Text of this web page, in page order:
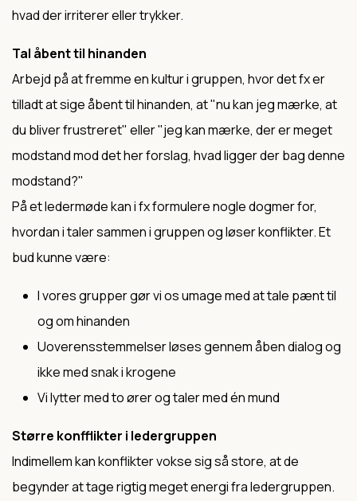
hvad der irriterer eller trykker.
Tal åbent til hinanden
Arbejd på at fremme en kultur i gruppen, hvor det fx er
tilladt at sige åbent til hinanden, at "nu kan jeg mærke, at
du bliver frustreret" eller "jeg kan mærke, der er meget
modstand mod det her forslag, hvad ligger der bag denne
modstand?"
På et ledermøde kan i fx formulere nogle dogmer for,
hvordan i taler sammen i gruppen og løser konflikter. Et
bud kunne være:
I vores grupper gør vi os umage med at tale pænt til
og om hinanden
Uoverensstemmelser løses gennem åben dialog og
ikke med snak i krogene
Vi lytter med to ører og taler med én mund
Større konfflikter i ledergruppen
Indimellem kan konflikter vokse sig så store, at de
begynder at tage rigtig meget energi fra ledergruppen.